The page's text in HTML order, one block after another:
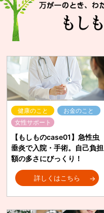
健康のこと
お金のこと
女性サポート
【もしものcase01】急性虫
垂炎で入院・手術。自己負担
額の多さにびっくり！
詳しくはこちら